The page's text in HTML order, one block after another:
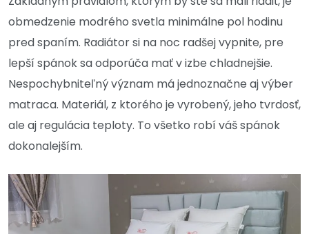
obmedzenie modrého svetla minimálne pol hodinu
pred spaním. Radiátor si na noc radšej vypnite, pre
lepší spánok sa odporúča mať v izbe chladnejšie.
Nespochybniteľný význam má jednoznačne aj výber
matraca. Materiál, z ktorého je vyrobený, jeho tvrdosť,
ale aj regulácia teploty. To všetko robí váš spánok
dokonalejším.